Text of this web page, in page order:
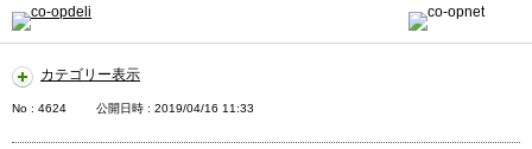
カテゴリー表示
No : 4624 公開日時 : 2019/04/16 11:33